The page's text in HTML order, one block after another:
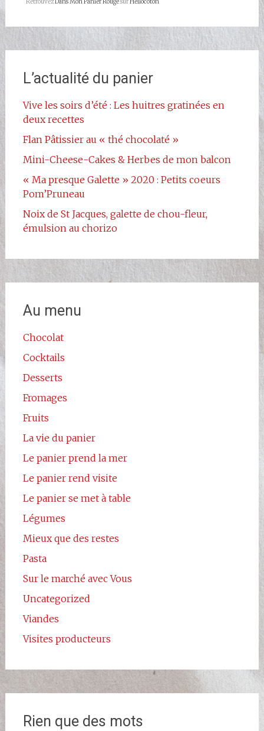
RetrouvezDans Mon Panier RougesurHellocoton
L’actualité du panier
Vive les soirs d’été : Les huitres gratinées en
deux recettes
Flan Pâtissier au « thé chocolaté »
Mini-Cheese-Cakes & Herbes de mon balcon
« Ma presque Galette » 2020 : Petits coeurs
Pom’Pruneau
Noix de St Jacques, galette de chou-fleur,
émulsion au chorizo
Au menu
Chocolat
Cocktails
Desserts
Fromages
Fruits
La vie du panier
Le panier prend la mer
Le panier rend visite
Le panier se met à table
Légumes
Mieux que des restes
Pasta
Sur le marché avec Vous
Uncategorized
Viandes
Visites producteurs
Rien que des mots